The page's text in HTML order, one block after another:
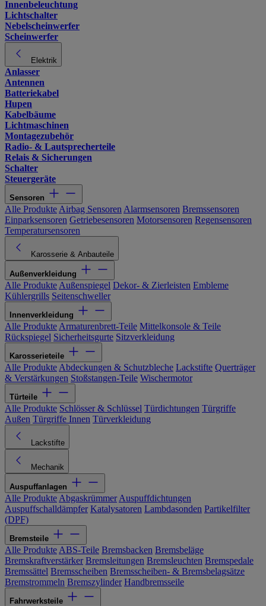
Innenbeleuchtung
Lichtschalter
Nebelscheinwerfer
Scheinwerfer
Elektrik
Anlasser
Antennen
Batteriekabel
Hupen
Kabelbäume
Lichtmaschinen
Montagezubehör
Radio- & Lautsprecherteile
Relais & Sicherungen
Schalter
Steuergeräte
Sensoren
Alle Produkte Airbag Sensoren Alarmsensoren Bremssensoren
Einparksensoren Getriebesensoren Motorsensoren Regensensoren
Temperatursensoren
Karosserie & Anbauteile
Außenverkleidung
Alle Produkte Außenspiegel Dekor- & Zierleisten Embleme
Kühlergrills Seitenschweller
Innenverkleidung
Alle Produkte Armaturenbrett-Teile Mittelkonsole & Teile
Rückspiegel Sicherheitsgurte Sitzverkleidung
Karosserieteile
Alle Produkte Abdeckungen & Schutzbleche Lackstifte Querträger
& Verstärkungen Stoßstangen-Teile Wischermotor
Türteile
Alle Produkte Schlösser & Schlüssel Türdichtungen Türgriffe
Außen Türgriffe Innen Türverkleidung
Lackstifte
Mechanik
Auspuffanlagen
Alle Produkte Abgaskrümmer Auspuffdichtungen
Auspuffschalldämpfer Katalysatoren Lambdasonden Partikelfilter
(DPF)
Bremsteile
Alle Produkte ABS-Teile Bremsbacken Bremsbeläge
Bremskraftverstärker Bremsleitungen Bremsleuchten Bremspedale
Bremssättel Bremsscheiben Bremsscheiben- & Bremsbelagsätze
Bremstrommeln Bremszylinder Handbremsseile
Fahrwerksteile